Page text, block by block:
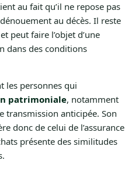
au fait qu’il ne repose pas
au décès. Il reste
peut faire l’objet d’une
dans des conditions
les personnes qui
patrimoniale, notamment
transmission anticipée. Son
donc de celui de l’assurance
présente des similitudes